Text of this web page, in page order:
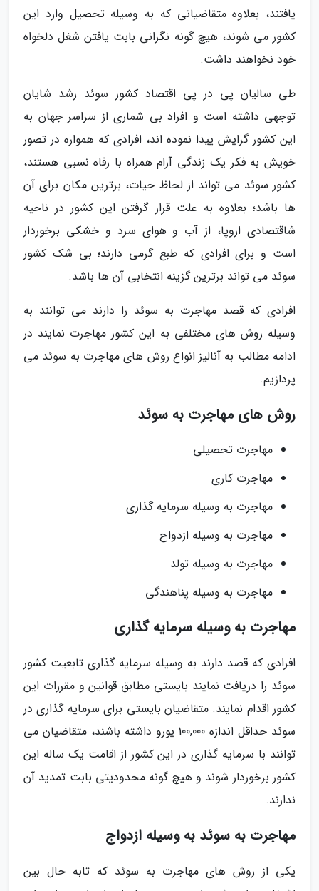
یافتند، بعلاوه متقاضیانی که به وسیله تحصیل وارد این
کشور می شوند، هیچ گونه نگرانی بابت یافتن شغل دلخواه
خود نخواهند داشت.
طی سالیان پی در پی اقتصاد کشور سوئد رشد شایان
توجهی داشته است و افراد بی شماری از سراسر جهان به
این کشور گرایش پیدا نموده اند، افرادی که همواره در تصور
خویش به فکر یک زندگی آرام همراه با رفاه نسبی هستند،
کشور سوئد می تواند از لحاظ حیات، برترین مکان برای آن
ها باشد؛ بعلاوه به علت قرار گرفتن این کشور در ناحیه
شاقتصادی اروپا، از آب و هوای سرد و خشکی برخوردار
است و برای افرادی که طبع گرمی دارند؛ بی شک کشور
سوئد می تواند برترین گزینه انتخابی آن ها باشد.
افرادی که قصد مهاجرت به سوئد را دارند می توانند به
وسیله روش های مختلفی به این کشور مهاجرت نمایند در
ادامه مطالب به آنالیز انواع روش های مهاجرت به سوئد می
پردازیم.
روش های مهاجرت به سوئد
مهاجرت تحصیلی
مهاجرت کاری
مهاجرت به وسیله سرمایه گذاری
مهاجرت به وسیله ازدواج
مهاجرت به وسیله تولد
مهاجرت به وسیله پناهندگی
مهاجرت به وسیله سرمایه گذاری
افرادی که قصد دارند به وسیله سرمایه گذاری تابعیت کشور
سوئد را دریافت نمایند بایستی مطابق قوانین و مقررات این
کشور اقدام نمایند. متقاضیان بایستی برای سرمایه گذاری در
سوئد حداقل اندازه 100,000 یورو داشته باشند، متقاضیان می
توانند با سرمایه گذاری در این کشور از اقامت یک ساله این
کشور برخوردار شوند و هیچ گونه محدودیتی بابت تمدید آن
ندارند.
مهاجرت به سوئد به وسیله ازدواج
یکی از روش های مهاجرت به سوئد که تابه حال بین